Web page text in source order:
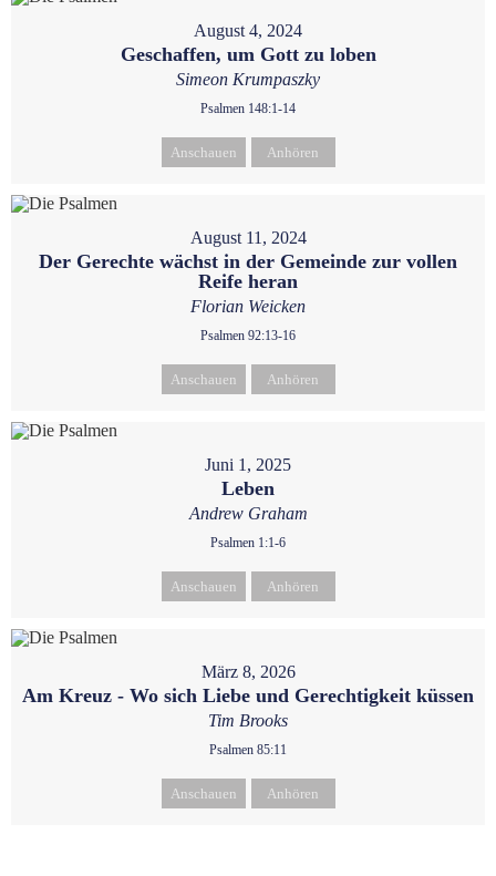
August 4, 2024
Geschaffen, um Gott zu loben
Simeon Krumpaszky
Psalmen 148:1-14
Anschauen Anhören
August 11, 2024
Der Gerechte wächst in der Gemeinde zur vollen
Reife heran
Florian Weicken
Psalmen 92:13-16
Anschauen Anhören
Juni 1, 2025
Leben
Andrew Graham
Psalmen 1:1-6
Anschauen Anhören
März 8, 2026
Am Kreuz - Wo sich Liebe und Gerechtigkeit küssen
Tim Brooks
Psalmen 85:11
Anschauen Anhören